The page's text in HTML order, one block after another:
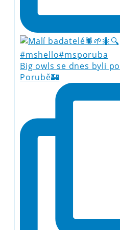
Big owls se dnes byli
Porubě🏰